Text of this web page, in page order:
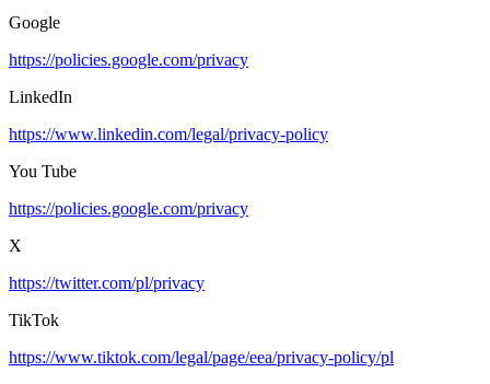
Google
https://policies.google.com/privacy
LinkedIn
https://www.linkedin.com/legal/privacy-policy
You Tube
https://policies.google.com/privacy
X
https://twitter.com/pl/privacy
TikTok
https://www.tiktok.com/legal/page/eea/privacy-policy/pl